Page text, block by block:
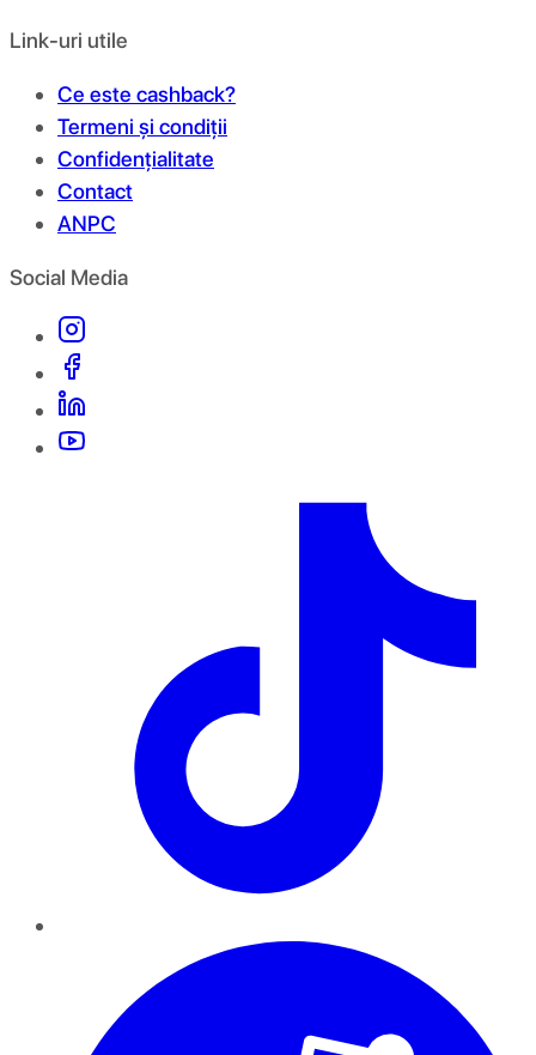
Link-uri utile
Ce este cashback?
Termeni și condiții
Confidențialitate
Contact
ANPC
Social Media